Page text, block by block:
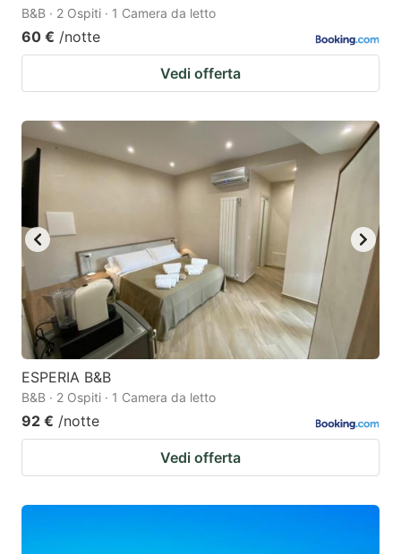
B&B · 2 Ospiti · 1 Camera da letto
60 € /notte
Vedi offerta
ESPERIA B&B
B&B · 2 Ospiti · 1 Camera da letto
92 € /notte
Vedi offerta